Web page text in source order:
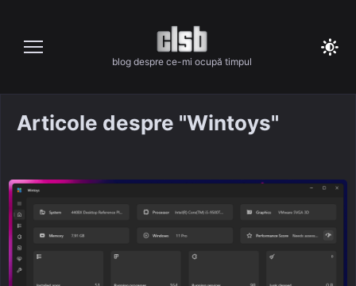
content
blog despre ce-mi ocupă timpul
Articole despre "Wintoys"